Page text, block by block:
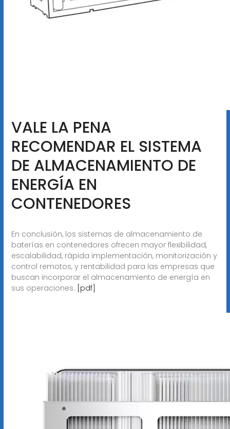
VALE LA PENA
RECOMENDAR EL SISTEMA
DE ALMACENAMIENTO DE
ENERGÍA EN
CONTENEDORES
En conclusión, los sistemas de almacenamiento de
baterías en contenedores ofrecen mayor flexibilidad,
escalabilidad, rápida implementación, monitorización y
control remotos, y rentabilidad para las empresas que
buscan incorporar el almacenamiento de energía en
sus operaciones. [pdf]